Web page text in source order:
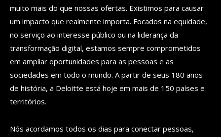
muito mais do que nossas ofertas. Existimos para causar
um impacto que realmente importa. Focados na equidade,
no serviço ao interesse público ou na liderança da
transformação digital, estamos sempre comprometidos
em ampliar oportunidades para as pessoas e as
sociedades em todo o mundo. A partir de seus 180 anos
de história, a Deloitte está hoje em mais de 150 países e
territórios.
Nós acordamos todos os dias para conectar pessoas,